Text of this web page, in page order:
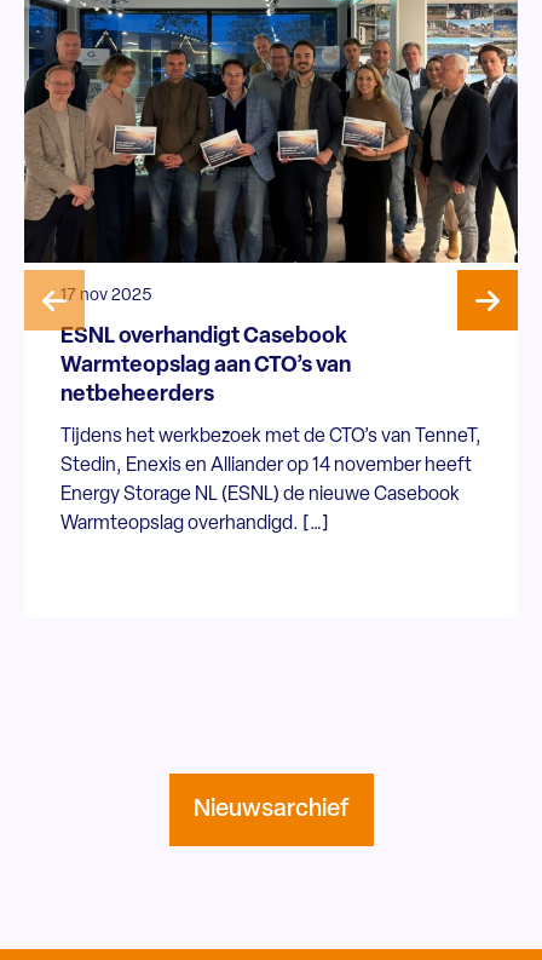
17 nov 2025
ESNL overhandigt Casebook
Warmteopslag aan CTO’s van
netbeheerders
Tijdens het werkbezoek met de CTO’s van TenneT,
Stedin, Enexis en Alliander op 14 november heeft
Energy Storage NL (ESNL) de nieuwe Casebook
Warmteopslag overhandigd. […]
Nieuwsarchief